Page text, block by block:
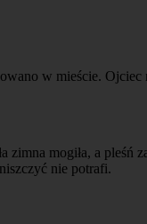
w mieście.
zimna mogiła, a
nie potrafi.